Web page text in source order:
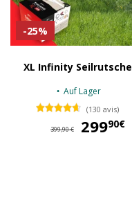
-25%
XL Infinity Seilrutsche
Auf Lager
(130 avis)
399,90 € 29990€